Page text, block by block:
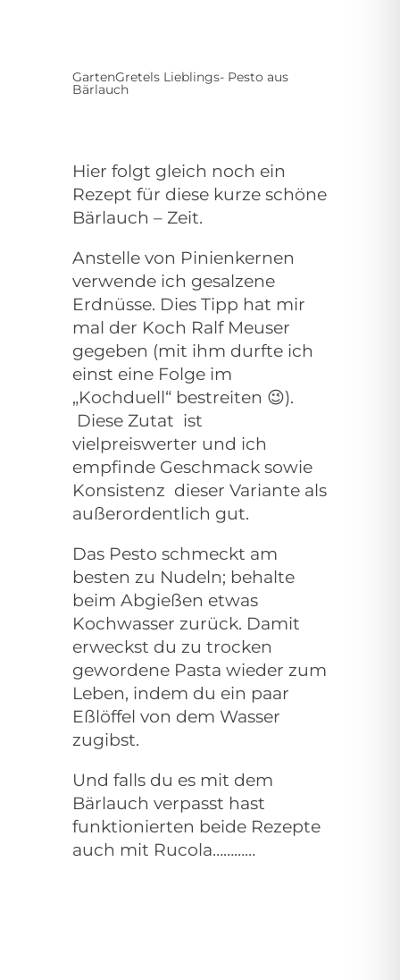
GartenGretels Lieblings- Pesto aus
Bärlauch
Hier folgt gleich noch ein
Rezept für diese kurze schöne
Bärlauch – Zeit.
Anstelle von Pinienkernen
verwende ich gesalzene
Erdnüsse. Dies Tipp hat mir
mal der Koch Ralf Meuser
gegeben (mit ihm durfte ich
einst eine Folge im
„Kochduell“ bestreiten 😉).
Diese Zutat ist
vielpreiswerter und ich
empfinde Geschmack sowie
Konsistenz dieser Variante als
außerordentlich gut.
Das Pesto schmeckt am
besten zu Nudeln; behalte
beim Abgießen etwas
Kochwasser zurück. Damit
erweckst du zu trocken
gewordene Pasta wieder zum
Leben, indem du ein paar
Eßlöffel von dem Wasser
zugibst.
Und falls du es mit dem
Bärlauch verpasst hast
funktionierten beide Rezepte
auch mit Rucola…………